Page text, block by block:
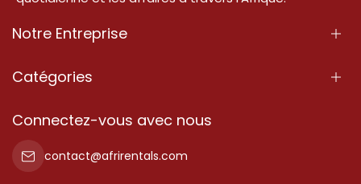
Notre Entreprise
À Propos
Conditions d'Utilisation
Catégories
Propriété
Propriété à vendre
Propriété à louer
Connectez-vous avec nous
contact@afrirentals.com